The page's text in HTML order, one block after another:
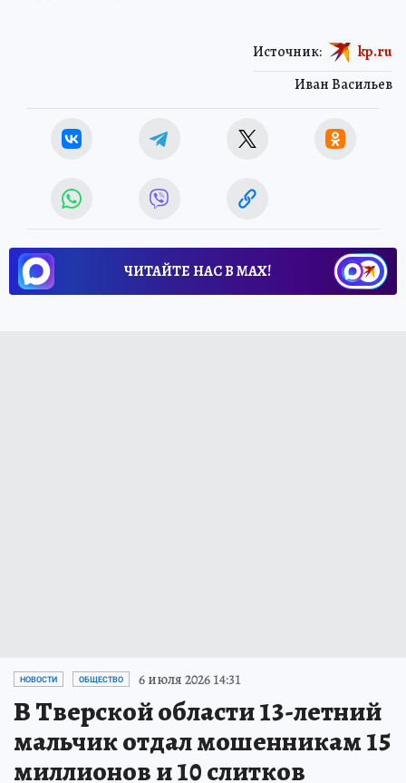
Иван Васильев
Источник: kp.ru
ЧИТАЙТЕ НАС В МАХ!
НОВОСТИ ОБЩЕСТВО 6 июля 2026 14:31
В Тверской области 13-летний
мальчик отдал мошенникам 15
миллионов и 10 слитков